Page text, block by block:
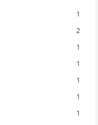
1
2
1
1
1
1
1